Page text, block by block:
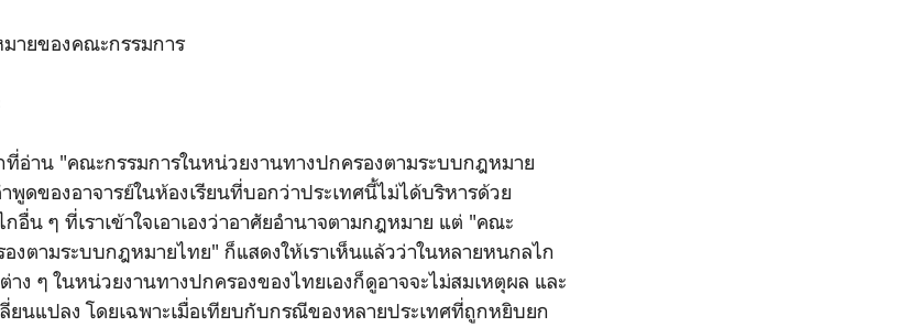
ายของคณะกรรมการ
อ่าน "คณะกรรมการในหน่วยงานทางปกครองตามระบบกฎหมาย
ดของอาจารย์ในห้องเรียนที่บอกว่าประเทศนี้ไม่ได้บริหารด้วย
น ๆ ที่เราเข้าใจเอาเองว่าอาศัยอำนาจตามกฎหมาย แต่ "คณะ
งตามระบบกฎหมายไทย" ก็แสดงให้เราเห็นแล้วว่าในหลายหนกลไก
ง ๆ ในหน่วยงานทางปกครองของไทยเองก็ดูอาจจะไม่สมเหตุผล และ
นแปลง โดยเฉพาะเมื่อเทียบกับกรณีของหลายประเทศที่ถูกหยิบยก